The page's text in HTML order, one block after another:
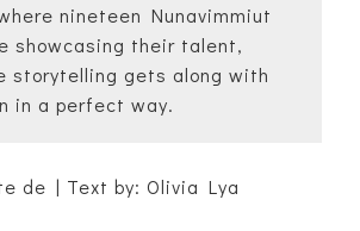
nineteen Nunavimmiut
showcasing their talent,
storytelling gets along with
in a perfect way.
de | Text by: Olivia Lya